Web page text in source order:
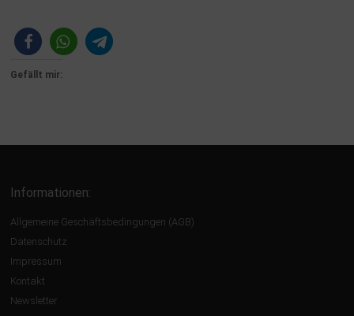
Alternative:
Gefällt mir:
Informationen:
Allgemeine Geschäftsbedingungen (AGB)
Datenschutz
Impressum
Kontakt
Newsletter